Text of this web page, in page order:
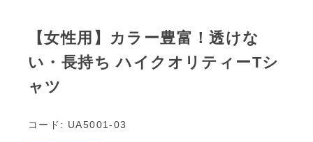
【女性用】カラー豊富！透けな
い・長持ち ハイクオリティーTシ
ャツ
コード: UA5001-03